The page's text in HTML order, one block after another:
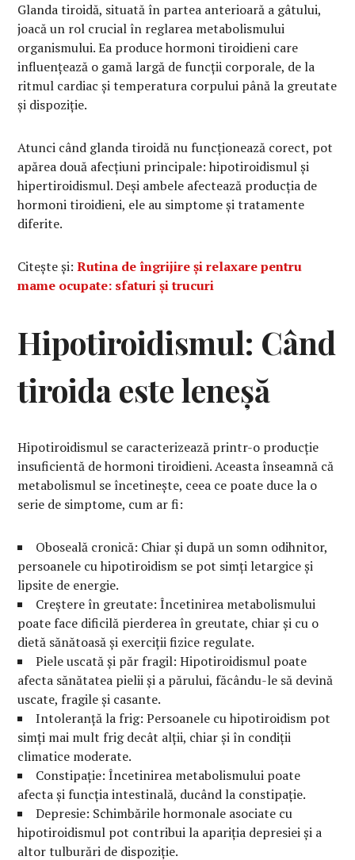
Glanda tiroidă, situată în partea anterioară a gâtului,
joacă un rol crucial în reglarea metabolismului
organismului. Ea produce hormoni tiroidieni care
influențează o gamă largă de funcții corporale, de la
ritmul cardiac și temperatura corpului până la greutate
și dispoziție.
Atunci când glanda tiroidă nu funcționează corect, pot
apărea două afecțiuni principale: hipotiroidismul și
hipertiroidismul. Deși ambele afectează producția de
hormoni tiroidieni, ele au simptome și tratamente
diferite.
Citește și:Rutina de îngrijire și relaxare pentru
mame ocupate: sfaturi și trucuri
Hipotiroidismul: Când
tiroida este leneșă
Hipotiroidismul se caracterizează printr-o producție
insuficientă de hormoni tiroidieni. Aceasta înseamnă că
metabolismul se încetinește, ceea ce poate duce la o
serie de simptome, cum ar fi:
Oboseală cronică: Chiar și după un somn odihnitor,
persoanele cu hipotiroidism se pot simți letargice și
lipsite de energie.
Creștere în greutate: Încetinirea metabolismului
poate face dificilă pierderea în greutate, chiar și cu o
dietă sănătoasă și exerciții fizice regulate.
Piele uscată și păr fragil: Hipotiroidismul poate
afecta sănătatea pielii și a părului, făcându-le să devină
uscate, fragile și casante.
Intoleranță la frig: Persoanele cu hipotiroidism pot
simți mai mult frig decât alții, chiar și în condiții
climatice moderate.
Constipație: Încetinirea metabolismului poate
afecta și funcția intestinală, ducând la constipație.
Depresie: Schimbările hormonale asociate cu
hipotiroidismul pot contribui la apariția depresiei și a
altor tulburări de dispoziție.